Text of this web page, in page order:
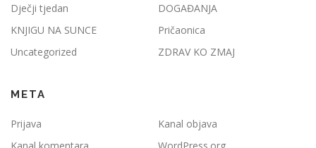
Dječji tjedan
DOGAĐANJA
KNJIGU NA SUNCE
Pričaonica
Uncategorized
ZDRAV KO ZMAJ
META
Prijava
Kanal objava
Kanal komentara
WordPress.org